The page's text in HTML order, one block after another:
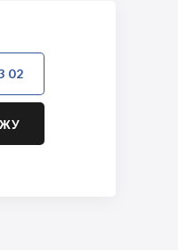
02